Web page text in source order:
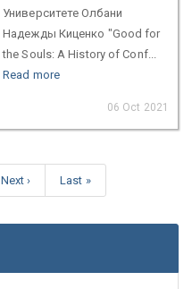
Университете Олбани
Надежды Киценко "Good for
the Souls: A History of Conf...
Read more
06 Oct 2021
Next › Last »